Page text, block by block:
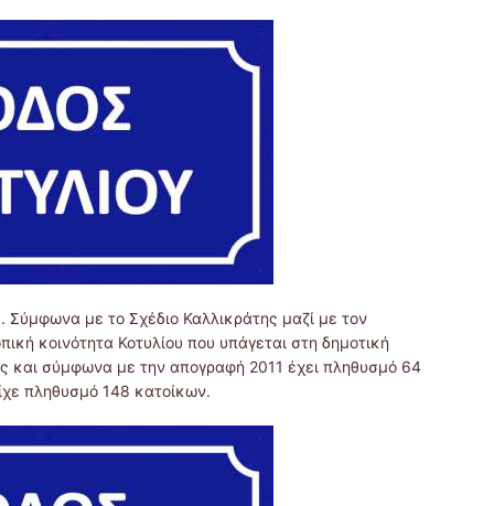
Σύμφωνα με το Σχέδιο Καλλικράτης μαζί με τον
κοινότητα Κοτυλίου που υπάγεται στη δημοτική
και σύμφωνα με την απογραφή 2011 έχει πληθυσμό 64
πληθυσμό 148 κατοίκων.